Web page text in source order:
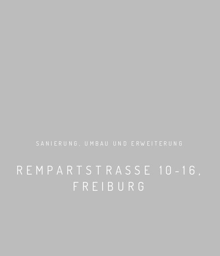
SANIERUNG, UMBAU UND ERWEITERUNG
REMPARTSTRASSE 10-16, F
REIBURG